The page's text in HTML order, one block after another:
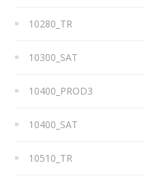
10280_TR
10300_SAT
10400_PROD3
10400_SAT
10510_TR